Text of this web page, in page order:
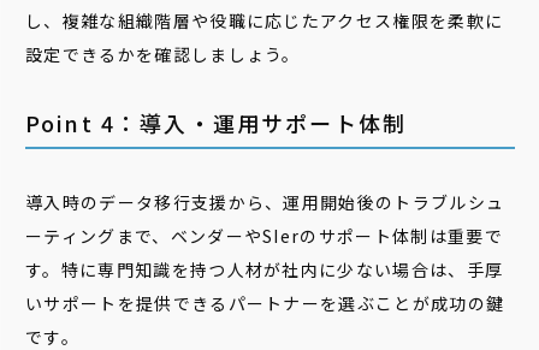
し、複雑な組織階層や役職に応じたアクセス権限を柔軟に
設定できるかを確認しましょう。
Point 4：導入・運用サポート体制
導入時のデータ移行支援から、運用開始後のトラブルシュ
ーティングまで、ベンダーやSIerのサポート体制は重要で
す。特に専門知識を持つ人材が社内に少ない場合は、手厚
いサポートを提供できるパートナーを選ぶことが成功の鍵
です。